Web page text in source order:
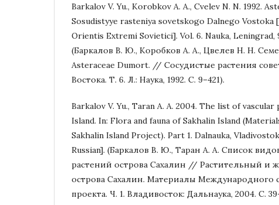
Barkalov V. Yu., Korobkov A. A., Cvelev N. N. 1992.
Sosudistyye rasteniya sovetskogo Dalnego Vostoka
Orientis Extremi Sovietici]. Vol. 6. Nauka, Leningrad,
(Баркалов В. Ю., Коробков А. А., Цвелев Н. Н.
Asteraceae Dumort. // Сосудистые растения
Востока. Т. 6. Л.: Наука, 1992. С. 9–421).
Barkalov V. Yu., Taran A. A. 2004. The list of
Island. In: Flora and fauna of Sakhalin Island
Sakhalin Island Project). Part 1. Dalnauka,
Russian]. (Баркалов В. Ю., Таран А. А. Список
растений острова Сахалин // Растительный и
острова Сахалин. Материалы Международного
проекта. Ч. 1. Владивосток: Дальнаука, 2004. С.